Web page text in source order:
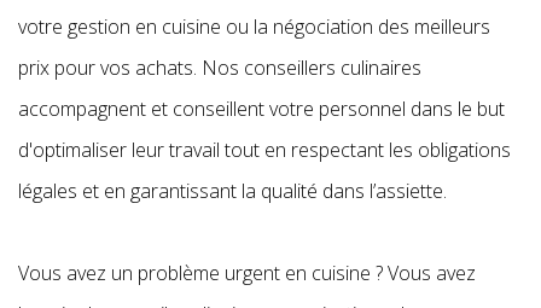
votre gestion en cuisine ou la négociation des meilleurs
prix pour vos achats. Nos conseillers culinaires
accompagnent et conseillent votre personnel dans le but
d'optimaliser leur travail tout en respectant les obligations
légales et en garantissant la qualité dans l’assiette.
Vous avez un problème urgent en cuisine ? Vous avez